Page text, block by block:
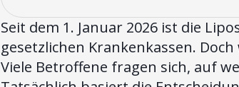
Seit dem 1. Januar 2026 ist die
gesetzlichen Krankenkassen.
Viele Betroffene fragen sich, auf